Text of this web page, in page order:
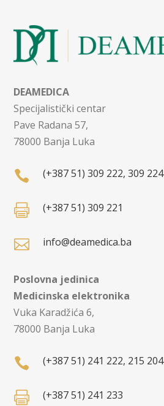
DEAMEDICA
Specijalistički centar
Pave Radana 57,
78000 Banja Luka
 (+387 51) 309 222, 309 224
 (+387 51) 309 221
 info@deamedica.ba
Poslovna jedinica
Medicinska elektronika
Vuka Karadžića 6,
78000 Banja Luka
 (+387 51) 241 222, 215 204
 (+387 51) 241 233